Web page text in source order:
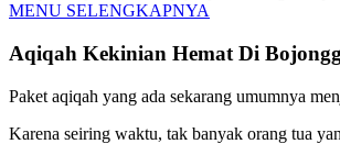
MENU SELENGKAPNYA
Aqiqah Kekinian Hemat Di
Paket aqiqah yang ada sekarang umumnya
Karena seiring waktu, tak banyak orang tua